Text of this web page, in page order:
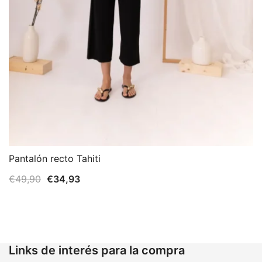
Pantalón recto Tahiti
€49,90 El
€34,93El
Links de interés para la compra